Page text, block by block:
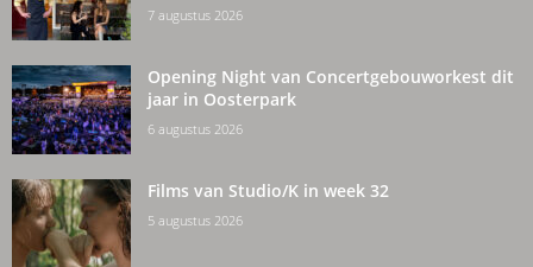
7 augustus 2026
Opening Night van Concertgebouworkest dit
jaar in Oosterpark
6 augustus 2026
Films van Studio/K in week 32
5 augustus 2026